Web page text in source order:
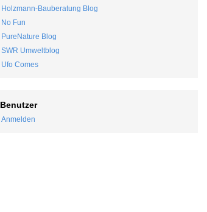
Holzmann-Bauberatung Blog
No Fun
PureNature Blog
SWR Umweltblog
Ufo Comes
Benutzer
Anmelden